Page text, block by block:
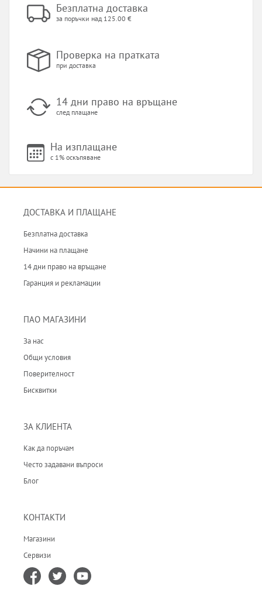
Безплатна доставка
за поръчки над 125.00 €
Проверка на пратката
при доставка
14 дни право на връщане
след плащане
На изплащане
с 1% оскъпяване
ДОСТАВКА И ПЛАЩАНЕ
Безплатна доставка
Начини на плащане
14 дни право на връщане
Гаранция и рекламации
ПАО МАГАЗИНИ
За нас
Общи условия
Поверителност
Бисквитки
ЗА КЛИЕНТА
Как да поръчам
Често задавани въпроси
Блог
КОНТАКТИ
Магазини
Сервизи